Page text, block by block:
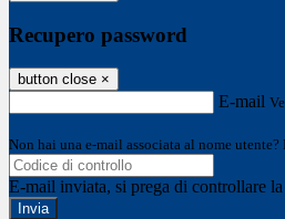
Recupero password
button close ×
E-mail
Non hai una e-mail associata al nome
E-mail inviata, si prega di controllare